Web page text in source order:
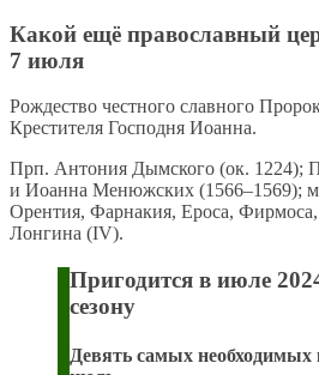
Какой ещё православный
7 июля
Рождество честного славного
Крестителя Господня Иоанна.
Прп. Антония Дымского (ок. 1224);
и Иоанна Менюжских (1566–1569);
Орентия, Фарнакия, Ероса,
Лонгина (IV).
Пригодится в июле
сезону
Девять самых необходимых